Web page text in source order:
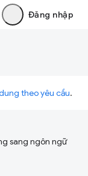
Đăng nhập
theo yêu cầu.
sang ngôn ngữ